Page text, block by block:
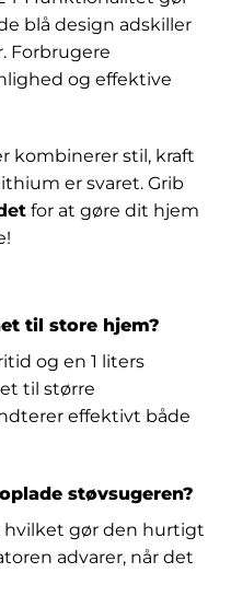
blå design adskiller
Forbrugere
og effektive
kombinerer stil, kraft
er svaret. Grib
for at gøre dit hjem
til store hjem?
og en 1 liters
til større
effektivt både
støvsugeren?
hvilket gør den hurtigt
advarer, når det